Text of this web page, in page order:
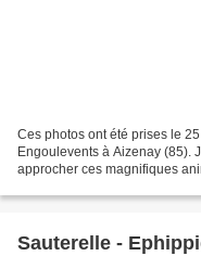
Ces photos ont été prises le
Engoulevents à Aizenay (85).
approcher ces magnifiques
Sauterelle -